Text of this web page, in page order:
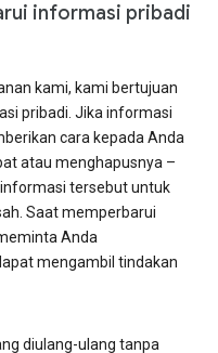
informasi pribadi
kami, kami bertujuan
pribadi. Jika informasi
cara kepada Anda
atau menghapusnya –
tersebut untuk
Saat memperbarui
Anda
mengambil tindakan
diulang-ulang tanpa